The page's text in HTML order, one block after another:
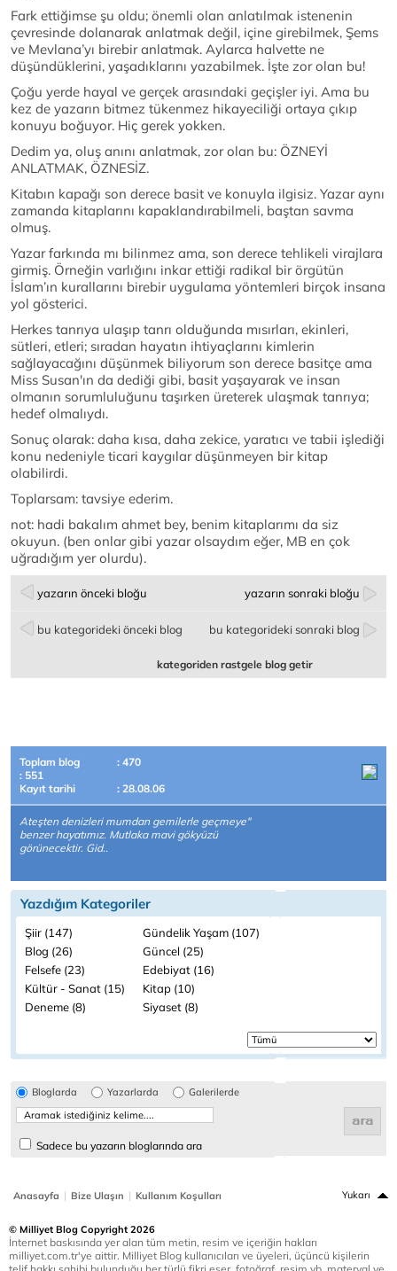
Fark ettiğimse şu oldu; önemli olan anlatılmak istenenin
çevresinde dolanarak anlatmak değil, içine girebilmek, Şems
ve Mevlana’yı birebir anlatmak. Aylarca halvette ne
düşündüklerini, yaşadıklarını yazabilmek. İşte zor olan bu!
Çoğu yerde hayal ve gerçek arasındaki geçişler iyi. Ama bu
kez de yazarın bitmez tükenmez hikayeciliği ortaya çıkıp
konuyu boğuyor. Hiç gerek yokken.
Dedim ya, oluş anını anlatmak, zor olan bu: ÖZNEYİ
ANLATMAK, ÖZNESİZ.
Kitabın kapağı son derece basit ve konuyla ilgisiz. Yazar aynı
zamanda kitaplarını kapaklandırabilmeli, baştan savma
olmuş.
Yazar farkında mı bilinmez ama, son derece tehlikeli virajlara
girmiş. Örneğin varlığını inkar ettiği radikal bir örgütün
İslam’ın kurallarını birebir uygulama yöntemleri birçok insana
yol gösterici.
Herkes tanrıya ulaşıp tanrı olduğunda mısırları, ekinleri,
sütleri, etleri; sıradan hayatın ihtiyaçlarını kimlerin
sağlayacağını düşünmek biliyorum son derece basitçe ama
Miss Susan'ın da dediği gibi, basit yaşayarak ve insan
olmanın sorumluluğunu taşırken üreterek ulaşmak tanrıya;
hedef olmalıydı.
Sonuç olarak: daha kısa, daha zekice, yaratıcı ve tabii işlediği
konu nedeniyle ticari kaygılar düşünmeyen bir kitap
olabilirdi.
Toplarsam: tavsiye ederim.
not: hadi bakalım ahmet bey, benim kitaplarımı da siz
okuyun. (ben onlar gibi yazar olsaydım eğer, MB en çok
uğradığım yer olurdu).
yazarın önceki bloğu yazarın sonraki bloğu
bu kategorideki önceki blog bu kategorideki sonraki blog
kategoriden rastgele blog getir
Toplam blog
: 470
: 551
Kayıt tarihi
: 28.08.06
Ateşten denizleri mumdan gemilerle geçmeye"
benzer hayatımız. Mutlaka mavi gökyüzü
görünecektir. Gid..
Yazdığım Kategoriler
Şiir (147)
Gündelik Yaşam (107)
Blog (26)
Güncel (25)
Felsefe (23)
Edebiyat (16)
Kültür - Sanat (15)
Kitap (10)
Deneme (8)
Siyaset (8)
Bloglarda Yazarlarda Galerilerde
Sadece bu yazarın bloglarında ara
Anasayfa | Bize Ulaşın | Kullanım Koşulları Yukarı
© Milliyet Blog Copyright 2026
İnternet baskısında yer alan tüm metin, resim ve içeriğin hakları
milliyet.com.tr'ye aittir. Milliyet Blog kullanıcıları ve üyeleri, üçüncü kişilerin